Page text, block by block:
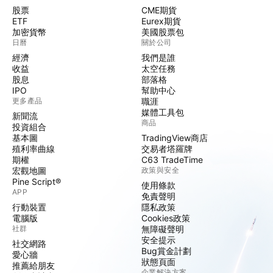
股票
ETF
加密貨幣
日曆
經濟
收益
股息
IPO
更多產品
新聞流
投資組合
基本圖
殖利率曲線
期權
宏觀地圖
Pine Script®
APP
行動裝置
電腦版
社群
社交網路
愛心牆
推薦給朋友
CME期貨
Eurex期貨
美國股票包
關於公司
我們是誰
太空任務
部落格
幫助中心
職涯
媒體工具包
商品
TradingView商店
交易者塔羅牌
C63 TradeTime
政策與安全
使用條款
免責聲明
隱私政策
Cookies政策
無障礙聲明
安全提示
Bug賞金計劃
狀態頁面